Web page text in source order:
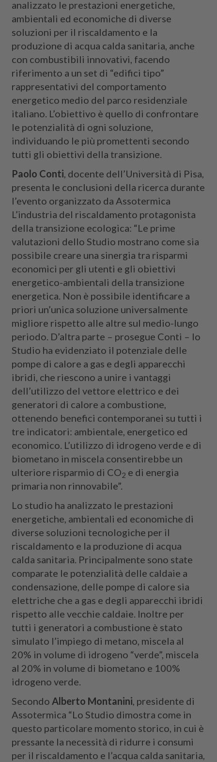
analizzato le prestazioni energetiche,
ambientali ed economiche di diverse
soluzioni per il riscaldamento e la
produzione di acqua calda sanitaria, anche
con combustibili innovativi, facendo
riferimento a un set di “edifici tipo”
rappresentativi del comportamento
energetico medio del parco residenziale
italiano. L’obiettivo è quello di confrontare
le potenzialità di ogni soluzione,
individuando le più promettenti secondo
tutti gli obiettivi della transizione.
Paolo Conti , docente dell’Università di Pisa,
presenta le conclusioni della ricerca durante
l’evento organizzato da Assotermica
L’industria del riscaldamento protagonista
della transizione ecologica: “Le prime
valutazioni dello Studio mostrano come sia
possibile creare una sinergia tra risparmi
economici per gli utenti e gli obiettivi
energetico-ambientali della transizione
energetica. Non è possibile identificare a
priori un’unica soluzione universalmente
migliore rispetto alle altre sul medio-lungo
periodo. D’altra parte – prosegue Conti – lo
Studio ha evidenziato il potenziale delle
pompe di calore a gas e degli apparecchi
ibridi, che riescono a unire i vantaggi
dell’utilizzo del vettore elettrico e dei
generatori di calore a combustione,
ottenendo benefici contemporanei su tutti i
tre indicatori: ambientale, energetico ed
economico. L’utilizzo di idrogeno verde e di
biometano in miscela consentirebbe un
ulteriore risparmio di CO2 e di energia
primaria non rinnovabile”.
Lo studio ha analizzato le prestazioni
energetiche, ambientali ed economiche di
diverse soluzioni tecnologiche per il
riscaldamento e la produzione di acqua
calda sanitaria. Principalmente sono state
comparate le potenzialità delle caldaie a
condensazione, delle pompe di calore sia
elettriche che a gas e degli apparecchi ibridi
rispetto alle vecchie caldaie. Inoltre per
tutti i generatori a combustione è stato
simulato l’impiego di metano, miscela al
20% in volume di idrogeno “verde”, miscela
al 20% in volume di biometano e 100%
idrogeno verde.
Secondo Alberto Montanini , presidente di
Assotermica “Lo Studio dimostra come in
questo particolare momento storico, in cui è
pressante la necessità di ridurre i consumi
per il riscaldamento e l’acqua calda sanitaria,